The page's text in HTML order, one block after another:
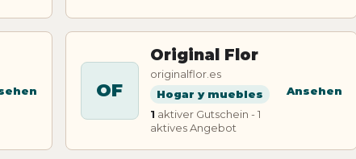
OF
Original Flor
originalflor.es
Hogar y muebles
1 aktiver Gutschein - 1
aktives Angebot
Ansehen